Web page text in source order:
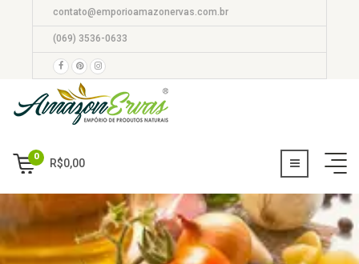
contato@emporioamazonervas.com.br
(069) 3536-0633
0
R$0,00